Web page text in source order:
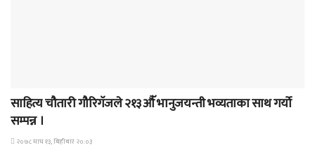
साहित्य चौतारी गौरिगॅजले २१३औॅ भानुजयन्ती भव्यताका साथ गर्यो
सम्पन्न ।
२०७८ माघ १३, बिहीबार २०:०३